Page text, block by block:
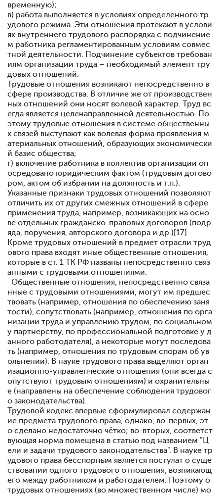
временную);
в) работа выполняется в условиях определенного тр
удового режима. Эти отношения протекают в услови
ях внутреннего трудового распорядка с подчинение
м работника регламентированным условиям совмес
тной деятельности. Подчинение субъектов требован
иям организации труда – необходимый элемент тру
довых отношений.
Трудовые отношения возникают непосредственно в
сфере производства. В отличие же от производствен
ных отношений они носят волевой характер. Труд вс
егда является целенаправленной деятельностью. По
этому трудовые отношения в системе общественны
х связей выступают как волевая форма проявления м
атериальных отношений, образующих экономически
й базис общества;
г) включение работника в коллектив организации оп
осредовано юридическим фактом (трудовым догово
ром, актом об избрании на должность и т.п.).
Указанные признаки трудовых отношений позволяют
отличить их от других смежных отношений в сфере
применения труда, например, возникающих на осно
ве отдельных гражданско-правовых договоров (подр
яда, поручения, авторского договора и др.)[17]
Кроме трудовых отношений в предмет отрасли труд
ового права входят иные общественные отношения,
которые в ст. 1 ТК РФ названы непосредственно связ
анными с трудовыми отношениями.
Общественные отношения, непосредственно связа
нные с трудовыми отношениями, могут им предшес
твовать (например, отношения по обеспечению заня
тости), сопутствовать (например, отношения по орга
низации труда и управлению трудом, по социальном
у партнерству, по профессиональной подготовке у д
анного работодателя), а некоторые могут последова
ть (например, отношения по трудовым спорам об ув
ольнении). В науке трудового права выделяют орган
изационно-управленческие отношения (они всегда с
опутствуют трудовым отношениям) и охранительны
е (направлены на обеспечение соблюдения трудовог
о законодательства).
Трудовой кодекс впервые сформулировал содержан
ие предмета трудового права, однако, во-первых, эт
о сделано недостаточно чётко; во-вторых, соответст
вующая норма помещена в статью под названием "Ц
ели и задачи трудового законодательства". В науке тр
удового права бесспорным является постулат о суще
ствовании одного трудового отношения, возникающ
его между работником и работодателем. Поэтому о
трудовых отношениях (во множественном числе) мо